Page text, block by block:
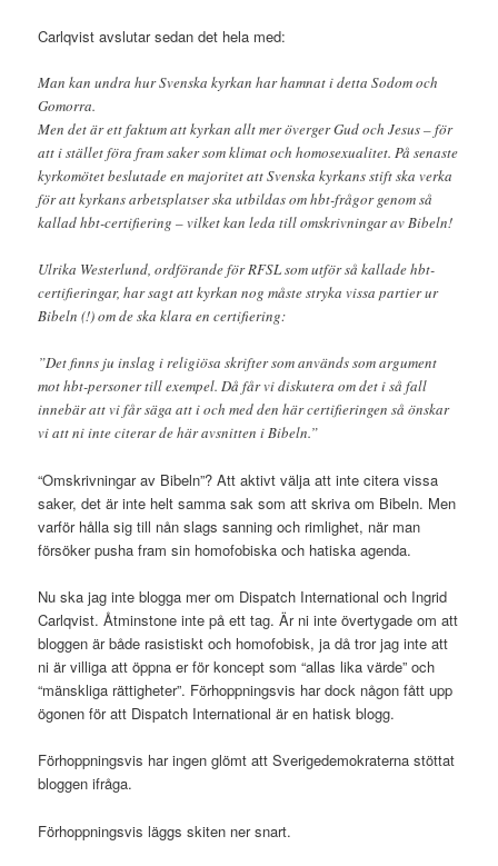
Carlqvist avslutar sedan det hela med:
Man kan undra hur Svenska kyrkan har hamnat i detta Sodom och
Gomorra.
Men det är ett faktum att kyrkan allt mer överger Gud och Jesus – för
att i stället föra fram saker som klimat och homosexualitet. På senaste
kyrkomötet beslutade en majoritet att Svenska kyrkans stift ska verka
för att kyrkans arbetsplatser ska utbildas om hbt-frågor genom så
kallad hbt-certifiering – vilket kan leda till omskrivningar av Bibeln!
Ulrika Westerlund, ordförande för RFSL som utför så kallade hbt-
certifieringar, har sagt att kyrkan nog måste stryka vissa partier ur
Bibeln (!) om de ska klara en certifiering:
”Det finns ju inslag i religiösa skrifter som används som argument
mot hbt-personer till exempel. Då får vi diskutera om det i så fall
innebär att vi får säga att i och med den här certifieringen så önskar
vi att ni inte citerar de här avsnitten i Bibeln.”
“Omskrivningar av Bibeln”? Att aktivt välja att inte citera vissa
saker, det är inte helt samma sak som att skriva om Bibeln. Men
varför hålla sig till nån slags sanning och rimlighet, när man
försöker pusha fram sin homofobiska och hatiska agenda.
Nu ska jag inte blogga mer om Dispatch International och Ingrid
Carlqvist. Åtminstone inte på ett tag. Är ni inte övertygade om att
bloggen är både rasistiskt och homofobisk, ja då tror jag inte att
ni är villiga att öppna er för koncept som “allas lika värde” och
“mänskliga rättigheter”. Förhoppningsvis har dock någon fått upp
ögonen för att Dispatch International är en hatisk blogg.
Förhoppningsvis har ingen glömt att Sverigedemokraterna stöttat
bloggen ifråga.
Förhoppningsvis läggs skiten ner snart.